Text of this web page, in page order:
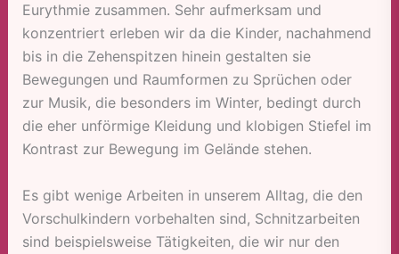
Eurythmie zusammen. Sehr aufmerksam und
konzentriert erleben wir da die Kinder, nachahmend
bis in die Zehenspitzen hinein gestalten sie
Bewegungen und Raumformen zu Sprüchen oder
zur Musik, die besonders im Winter, bedingt durch
die eher unförmige Kleidung und klobigen Stiefel im
Kontrast zur Bewegung im Gelände stehen.
Es gibt wenige Arbeiten in unserem Alltag, die den
Vorschulkindern vorbehalten sind, Schnitzarbeiten
sind beispielsweise Tätigkeiten, die wir nur den